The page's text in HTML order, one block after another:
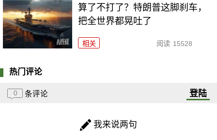
算了不打了？特朗普这脚刹车，
把全世界都晃吐了
相关 阅读 15528
热门评论
0 条评论 登陆
我来说两句